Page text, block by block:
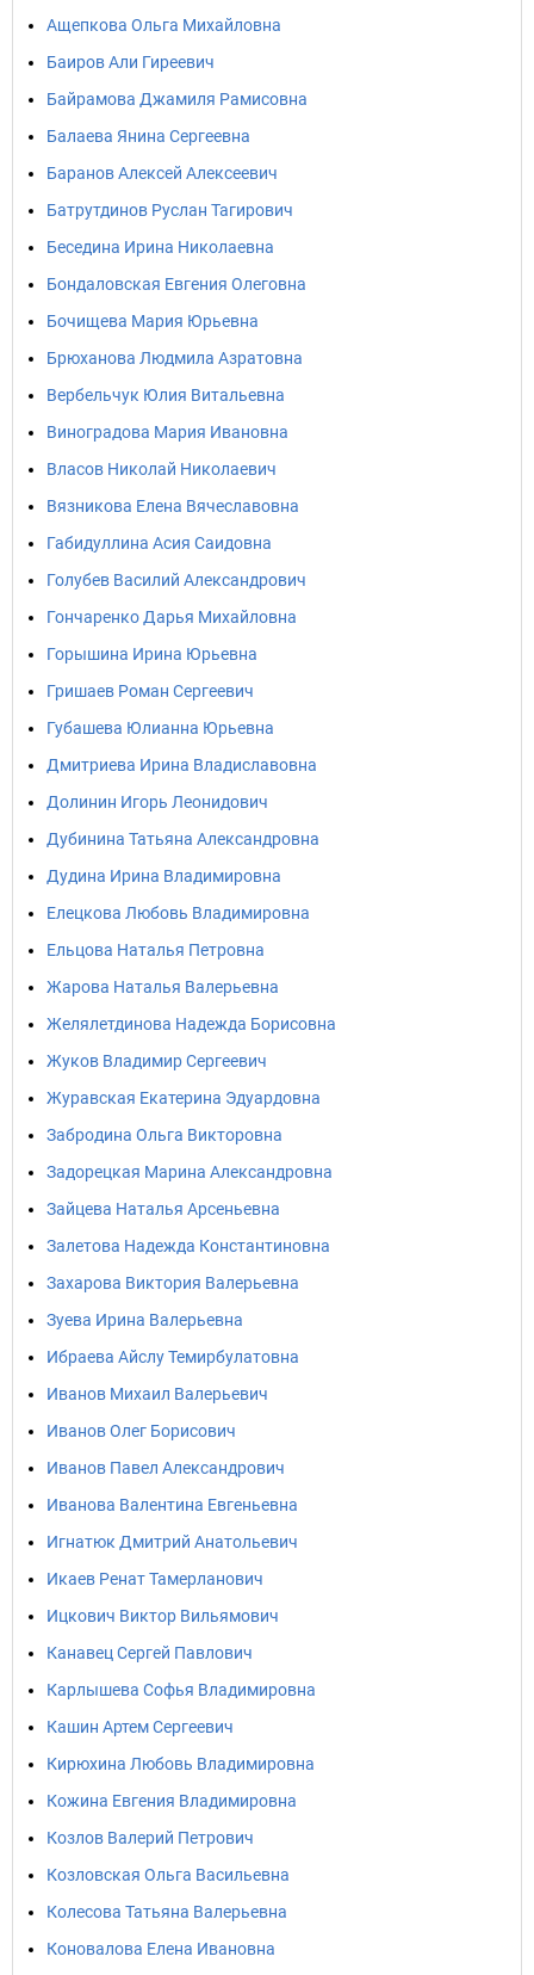
Ащепкова Ольга Михайловна
Баиров Али Гиреевич
Байрамова Джамиля Рамисовна
Балаева Янина Сергеевна
Баранов Алексей Алексеевич
Батрутдинов Руслан Тагирович
Беседина Ирина Николаевна
Бондаловская Евгения Олеговна
Бочищева Мария Юрьевна
Брюханова Людмила Азратовна
Вербельчук Юлия Витальевна
Виноградова Мария Ивановна
Власов Николай Николаевич
Вязникова Елена Вячеславовна
Габидуллина Асия Саидовна
Голубев Василий Александрович
Гончаренко Дарья Михайловна
Горышина Ирина Юрьевна
Гришаев Роман Сергеевич
Губашева Юлианна Юрьевна
Дмитриева Ирина Владиславовна
Долинин Игорь Леонидович
Дубинина Татьяна Александровна
Дудина Ирина Владимировна
Елецкова Любовь Владимировна
Ельцова Наталья Петровна
Жарова Наталья Валерьевна
Желялетдинова Надежда Борисовна
Жуков Владимир Сергеевич
Журавская Екатерина Эдуардовна
Забродина Ольга Викторовна
Задорецкая Марина Александровна
Зайцева Наталья Арсеньевна
Залетова Надежда Константиновна
Захарова Виктория Валерьевна
Зуева Ирина Валерьевна
Ибраева Айслу Темирбулатовна
Иванов Михаил Валерьевич
Иванов Олег Борисович
Иванов Павел Александрович
Иванова Валентина Евгеньевна
Игнатюк Дмитрий Анатольевич
Икаев Ренат Тамерланович
Ицкович Виктор Вильямович
Канавец Сергей Павлович
Карлышева Софья Владимировна
Кашин Артем Сергеевич
Кирюхина Любовь Владимировна
Кожина Евгения Владимировна
Козлов Валерий Петрович
Козловская Ольга Васильевна
Колесова Татьяна Валерьевна
Коновалова Елена Ивановна